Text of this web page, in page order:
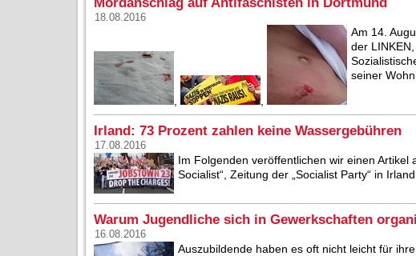
18.08.2016
Am 14.
der
seiner
Irland: 73 Prozent zahlen keine Wassergebühren
17.08.2016
Im Folgenden veröffentlichen wir einen Artikel
Socialist“, Zeitung der „Socialist Party“ in
Warum Jugendliche sich in Gewerkschaften
16.08.2016
Auszubildende haben es oft nicht leicht für